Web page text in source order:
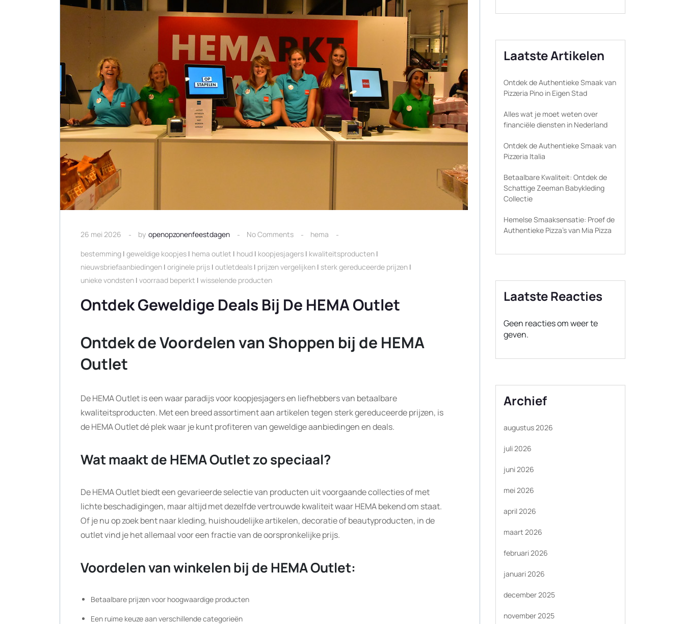
26 mei 2026 by openopzonenfeestdagen No Comments
hema
bestemming | geweldige koopjes | hema outlet | houd | koopjesjagers | kwaliteitsproducten |
nieuwsbriefaanbiedingen | originele prijs | outletdeals | prijzen vergelijken | sterk gereduceerde prijzen |
unieke vondsten | voorraad beperkt | wisselende producten
Ontdek Geweldige Deals Bij De HEMA Outlet
Ontdek de Voordelen van Shoppen bij de HEMA
Outlet
De HEMA Outlet is een waar paradijs voor koopjesjagers en liefhebbers van betaalbare
kwaliteitsproducten. Met een breed assortiment aan artikelen tegen sterk gereduceerde prijzen, is
de HEMA Outlet dé plek waar je kunt profiteren van geweldige aanbiedingen en deals.
Wat maakt de HEMA Outlet zo speciaal?
De HEMA Outlet biedt een gevarieerde selectie van producten uit voorgaande collecties of met
lichte beschadigingen, maar altijd met dezelfde vertrouwde kwaliteit waar HEMA bekend om staat.
Of je nu op zoek bent naar kleding, huishoudelijke artikelen, decoratie of beautyproducten, in de
outlet vind je het allemaal voor een fractie van de oorspronkelijke prijs.
Voordelen van winkelen bij de HEMA Outlet:
Betaalbare prijzen voor hoogwaardige producten
Een ruime keuze aan verschillende categorieën
Laatste Artikelen
Ontdek de Authentieke Smaak van
Pizzeria Pino in Eigen Stad
Alles wat je moet weten over
financiële diensten in Nederland
Ontdek de Authentieke Smaak van
Pizzeria Italia
Betaalbare Kwaliteit: Ontdek de
Schattige Zeeman Babykleding
Collectie
Hemelse Smaaksensatie: Proef de
Authentieke Pizza’s van Mia Pizza
Laatste Reacties
Geen reacties om weer te
geven.
Archief
augustus 2026
juli 2026
juni 2026
mei 2026
april 2026
maart 2026
februari 2026
januari 2026
december 2025
november 2025